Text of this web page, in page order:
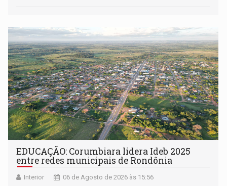
EDUCAÇÃO: Corumbiara lidera Ideb 2025
entre redes municipais de Rondônia
Interior 06 de Agosto de 2026 às 15:56